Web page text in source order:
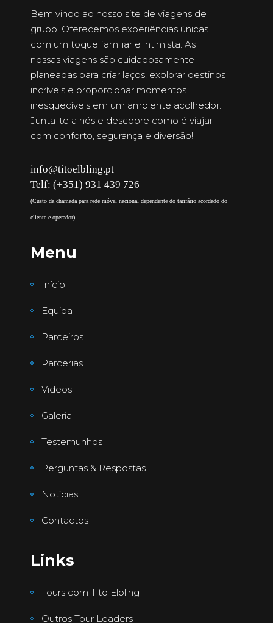
Bem vindo ao nosso site de viagens de
grupo! Oferecemos experiências únicas
com um toque familiar e intimista. As
nossas viagens são cuidadosamente
planeadas para criar laços, explorar destinos
incríveis e proporcionar momentos
inesquecíveis em um ambiente acolhedor.
Junta-te a nós e descobre como é viajar
com conforto, segurança e diversão!
info@titoelbling.pt
Telf: (+351) 931 439 726
(Custo da chamada para rede móvel nacional dependente do tarifário acordado do
cliente e operador)
Menu
Início
Equipa
Parceiros
Parcerias
Videos
Galeria
Testemunhos
Perguntas & Respostas
Notícias
Contactos
Links
Tours com Tito Elbling
Outros Tour Leaders